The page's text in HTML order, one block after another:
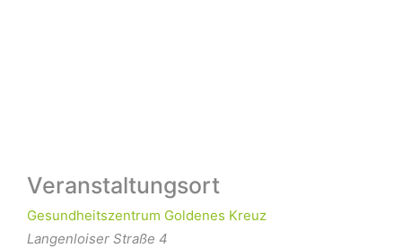
Veranstaltungsort
Gesundheitszentrum Goldenes Kreuz
Langenloiser Straße 4